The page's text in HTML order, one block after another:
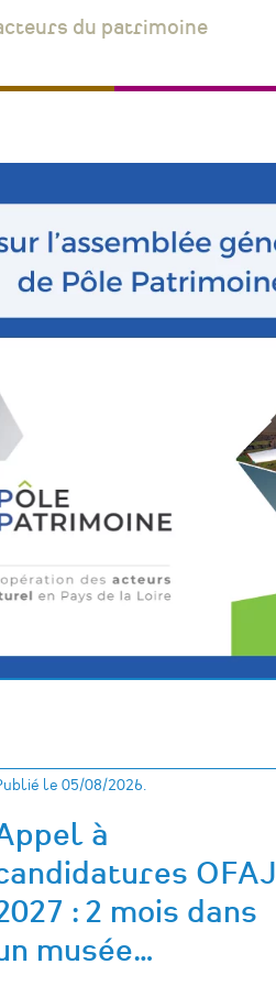
du patrimoine
le 05/08/2026.
à
OFAJ
: 2 mois dans
musée…